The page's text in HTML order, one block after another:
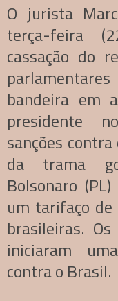
O jurista
terça-feira
cassação do
bandeira em
presidente
sanções
da trama
Bolsonaro
um tarifaço de
brasileiras.
iniciaram
contra o Brasil.